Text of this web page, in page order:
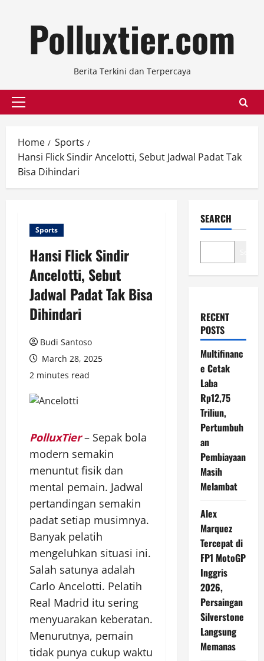
Polluxtier.com
Berita Terkini dan Terpercaya
Primary
Home
Sports
Hansi Flick Sindir Ancelotti, Sebut Jadwal Padat Tak
Bisa Dihindari
Sports
Hansi Flick Sindir
Ancelotti, Sebut
Jadwal Padat Tak Bisa
Dihindari
Budi Santoso
March 28, 2025
2 minutes read
PolluxTier– Sepak bola
modern semakin
menuntut fisik dan
mental pemain. Jadwal
pertandingan semakin
padat setiap musimnya.
Banyak pelatih
mengeluhkan situasi ini.
Salah satunya adalah
Carlo Ancelotti. Pelatih
Real Madrid itu sering
menyuarakan keberatan.
Menurutnya, pemain
tidak punya cukup waktu
SEARCH
RECENT
POSTS
Multifinanc
e Cetak
Laba
Rp12,75
Triliun,
Pertumbuh
an
Pembiayaan
Masih
Melambat
Alex
Marquez
Tercepat di
FP1 MotoGP
Inggris
2026,
Persaingan
Silverstone
Langsung
Memanas